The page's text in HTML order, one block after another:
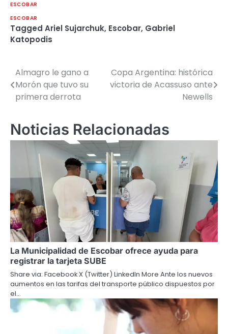
ESCOBAR
ESCOBAR
Tagged Ariel Sujarchuk, Escobar, Gabriel
Katopodis
Navegación
de
Almagro le gano a
Morón que tuvo su
primera derrota
Copa Argentina: histórica
victoria de Acassuso ante
Newells
Noticias Relacionadas
La Municipalidad de Escobar ofrece ayuda para
registrar la tarjeta SUBE
Share via: Facebook X (Twitter) LinkedIn More Ante los nuevos
aumentos en las tarifas del transporte público dispuestos por
el…